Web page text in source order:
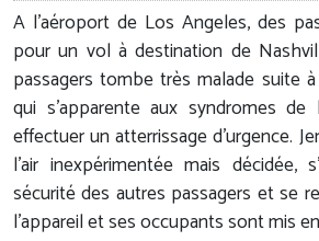
A l’aéroport de Los Angeles, des
pour un vol à destination de
passagers tombe très malade suite
qui s’apparente aux syndromes
effectuer un atterrissage d’urgence.
l’air inexpérimentée mais décidée,
sécurité des autres passagers et se
l'appareil et ses occupants sont mis